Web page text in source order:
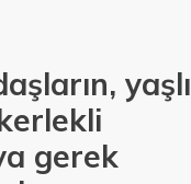
yaşlı
gerek